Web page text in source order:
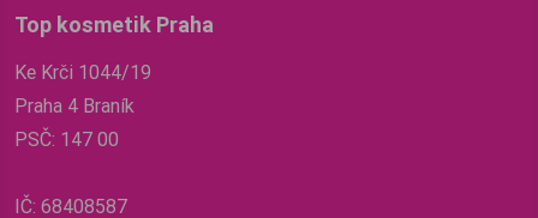
Top kosmetik Praha
Ke Krči 1044/19
Praha 4 Braník
PSČ: 147 00
IČ: 68408587